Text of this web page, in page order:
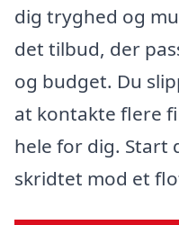
dig tryghed og
det tilbud, der
og budget. Du
at kontakte flere
hele for dig. Start
skridtet mod et